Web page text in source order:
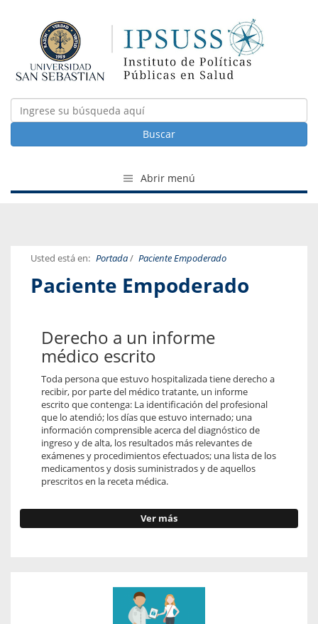
Buscar
Abrir menú
Usted está en: Portada/ Paciente Empoderado
Paciente Empoderado
Derecho a un informe
médico escrito
Toda persona que estuvo hospitalizada tiene derecho a
recibir, por parte del médico tratante, un informe
escrito que contenga: La identificación del profesional
que lo atendió; los días que estuvo internado; una
información comprensible acerca del diagnóstico de
ingreso y de alta, los resultados más relevantes de
exámenes y procedimientos efectuados; una lista de los
medicamentos y dosis suministrados y de aquellos
prescritos en la receta médica.
Ver más